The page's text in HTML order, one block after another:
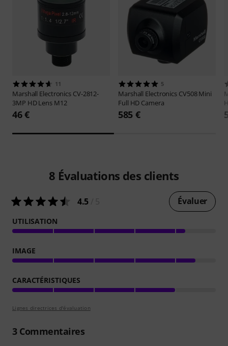
11
Marshall Electronics CV-2812-
3MP HD Lens M12
46 €
5
Marshall Electronics CV508 Mini
Full HD Camera
585 €
8 Évaluations des clients
4.5 Évaluer
UTILISATION
IMAGE
CARACTÉRISTIQUES
Lignes directrices d'évaluation
3Commentaires